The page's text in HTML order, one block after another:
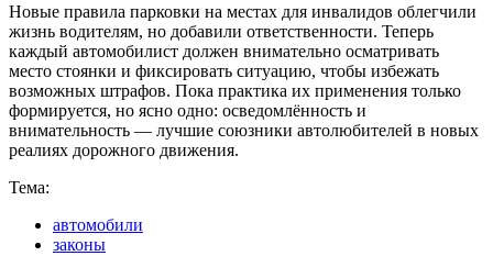
Новые правила парковки на местах для инвалидов облегчили
жизнь водителям, но добавили ответственности. Теперь
каждый автомобилист должен внимательно осматривать
место стоянки и фиксировать ситуацию, чтобы избежать
возможных штрафов. Пока практика их применения только
формируется, но ясно одно: осведомлённость и
внимательность — лучшие союзники автолюбителей в новых
реалиях дорожного движения.
Тема:
автомобили
законы